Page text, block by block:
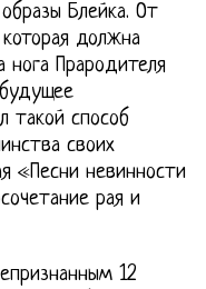
Блейка. От
должна
Прародителя
такой способ
своих
«Песни невинности
рая и
12